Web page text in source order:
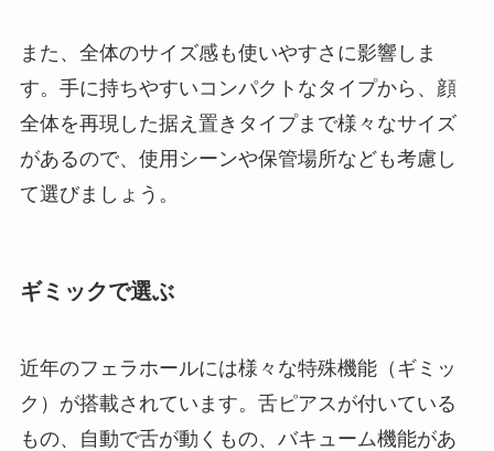
また、全体のサイズ感も使いやすさに影響しま
す。手に持ちやすいコンパクトなタイプから、顔
全体を再現した据え置きタイプまで様々なサイズ
があるので、使用シーンや保管場所なども考慮し
て選びましょう。
ギミックで選ぶ
近年のフェラホールには様々な特殊機能（ギミッ
ク）が搭載されています。舌ピアスが付いている
もの、自動で舌が動くもの、バキューム機能があ